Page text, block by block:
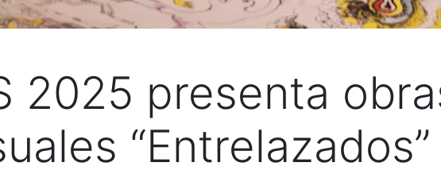
2025 presenta
“Entrelazados”